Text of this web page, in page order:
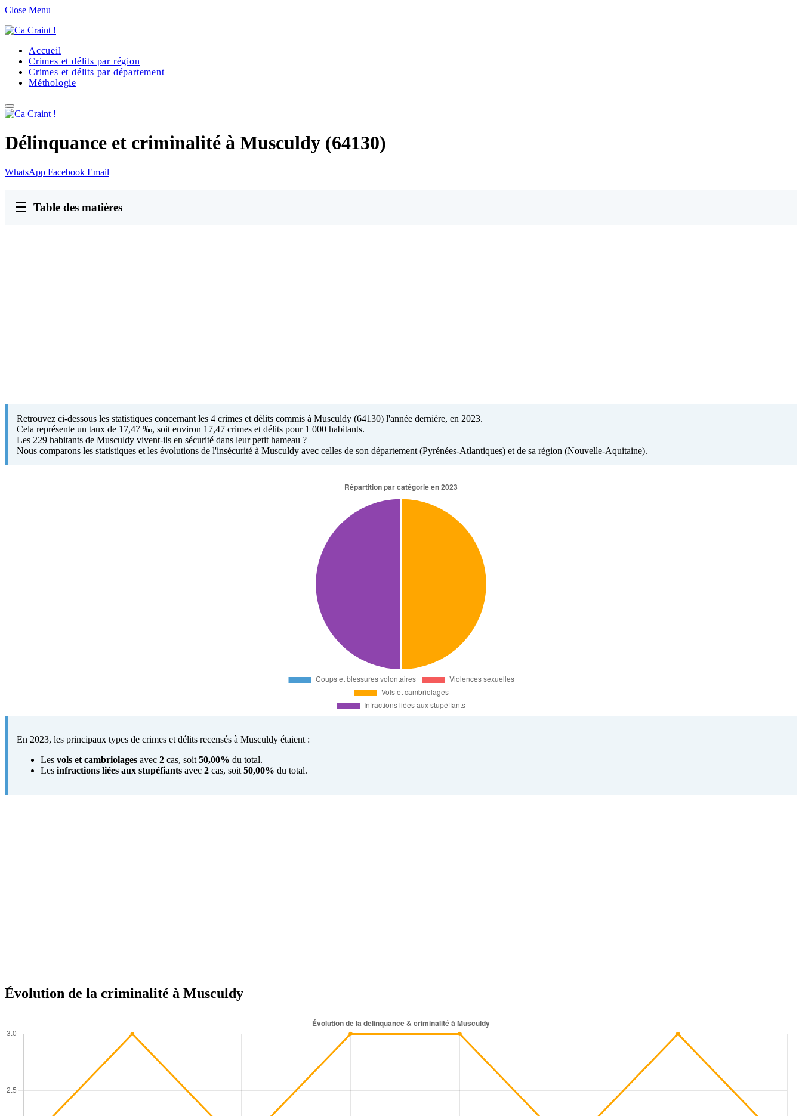
Close Menu
Accueil
Crimes et délits par région
Crimes et délits par département
Méthologie
Délinquance et criminalité à Musculdy (64130)
WhatsApp Facebook Email
☰ Table des matières
Retrouvez ci-dessous les statistiques concernant les 4 crimes et délits commis à Musculdy (64130) l'année dernière, en 2023.
Cela représente un taux de 17,47 ‰, soit environ 17,47 crimes et délits pour 1 000 habitants.
Les 229 habitants de Musculdy vivent-ils en sécurité dans leur petit hameau ?
Nous comparons les statistiques et les évolutions de l'insécurité à Musculdy avec celles de son département (Pyrénées-Atlantiques) et de sa région (Nouvelle-Aquitaine).
En 2023, les principaux types de crimes et délits recensés à Musculdy étaient :
Les vols et cambriolages avec 2 cas, soit 50,00% du total.
Les infractions liées aux stupéfiants avec 2 cas, soit 50,00% du total.
Évolution de la criminalité à Musculdy